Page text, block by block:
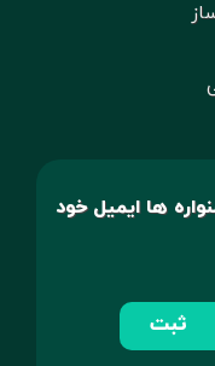
ها ایمیل خود
ثبت